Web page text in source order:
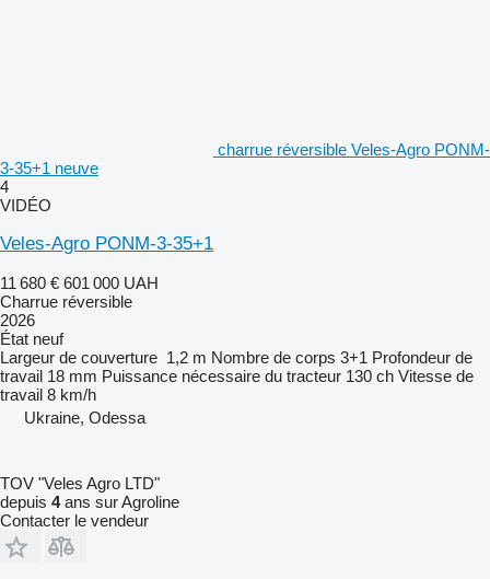
charrue réversible Veles-Agro PONM-
3-35+1 neuve
4
VIDÉO
Veles-Agro PONM-3-35+1
11 680 € 601 000 UAH
Charrue réversible
2026
État neuf
Largeur de couverture 1,2 m Nombre de corps 3+1 Profondeur de
travail 18 mm Puissance nécessaire du tracteur 130 ch Vitesse de
travail 8 km/h
Ukraine, Odessa
TOV "Veles Agro LTD"
depuis 4ans sur Agroline
Contacter le vendeur